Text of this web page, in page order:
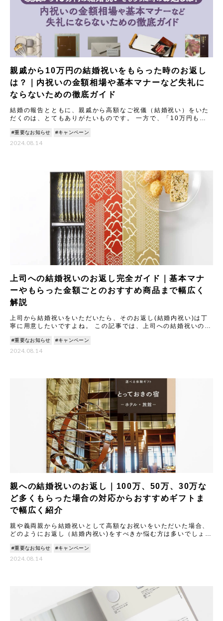
親戚から10万円の結婚祝いをもらった時のお返し
は？｜内祝いの金額相場や基本マナーなど失礼に
ならないための徹底ガイド
結婚の報告とともに、親戚から高額なご祝儀（結婚祝い）をいた
だくのは、とてもありがたいものです。 一方で、「10万円もの
にな
#重要なお知らせ #キャンペーン
2024.08.14
上司への結婚祝いのお返し完全ガイド｜基本マナ
ーやもらった金額ごとのおすすめ商品まで幅広く
解説
上司から結婚祝いをいただいたら、そのお返し(結婚内祝い)は丁
寧に用意したいですよね。 この記事では、上司への結婚祝いのお
ギ
#重要なお知らせ #キャンペーン
2024.08.14
親への結婚祝いのお返し｜100万、50万、30万な
ど多くもらった場合の対応からおすすめギフトま
で幅広く紹介
親や義両親から結婚祝いとして高額なお祝いをいただいた場合、
どのようにお返し（結婚内祝い)をすべきか悩む方は多いでしょ
100
#重要なお知らせ #キャンペーン
2024.08.14